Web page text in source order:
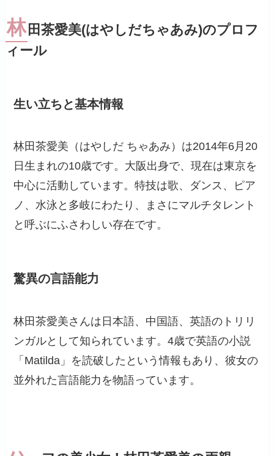
林 田茶愛美(はやしだちゃあみ)のプロフ
ィール
生い立ちと基本情報
林田茶愛美（はやしだ ちゃあみ）は2014年6月20
日生まれの10歳です。大阪出身で、現在は東京を
中心に活動しています。特技は歌、ダンス、ピア
ノ、水泳と多岐にわたり、まさにマルチタレント
と呼ぶにふさわしい存在です。
驚異の言語能力
林田茶愛美さんは日本語、中国語、英語のトリリ
ンガルとして知られています。4歳で英語の小説
「Matilda」を読破したという情報もあり、彼女の
並外れた言語能力を物語っています。